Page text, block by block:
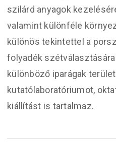
szilárd anyagok
valamint különféle
különös tekintettel a
folyadék
különböző iparágak
kutatólaboratóriumot,
kiállítást is tartalmaz.